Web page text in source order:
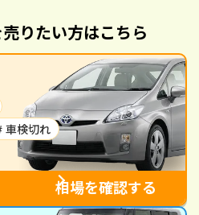
りたい方はこちら
車検切れ
相場を確認する